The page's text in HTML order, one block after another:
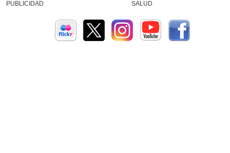
PUBLICIDAD SALUD